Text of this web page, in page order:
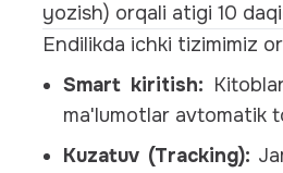
yozish) orqali atigi 10
Endilikda ichki tizimimiz
Smart kiritish:
ma'lumotlar avtomatik
Kuzatuv (Tracking):